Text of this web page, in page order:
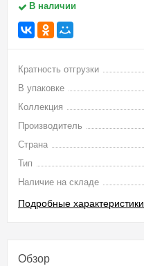
В наличии
Кратность отгрузки
В упаковке
Коллекция
Производитель
Страна
Тип
Наличие на складе
Подробные характеристики
Обзор